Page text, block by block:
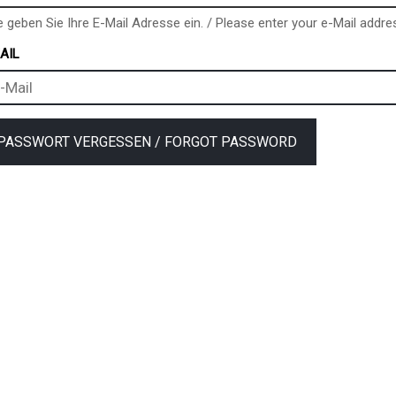
geben Sie Ihre E-Mail Adresse ein. / Please enter your e-Mail